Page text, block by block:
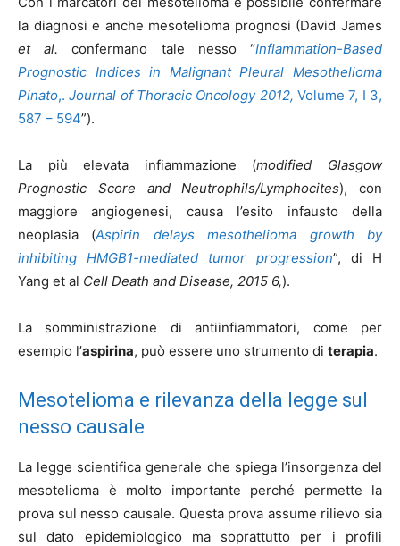
la diagnosi e anche mesotelioma prognosi (David James
et al.confermano tale nesso “Inflammation-Based
Prognostic Indices in Malignant Pleural Mesothelioma
Pinato,. Journal of Thoracic Oncology 2012, Volume 7, I 3,
587 – 594”).
La più elevata infiammazione (modified Glasgow
Prognostic Score and Neutrophils/Lymphocites), con
maggiore angiogenesi, causa l’esito infausto della
neoplasia (Aspirin delays mesothelioma growth by
inhibiting HMGB1-mediated tumor progression”, di H
Yang et al Cell Death and Disease, 2015 6,).
La somministrazione di antiinfiammatori, come per
esempio l’aspirina, può essere uno strumento di terapia.
Mesotelioma e rilevanza della legge sul
nesso causale
La legge scientifica generale che spiega l’insorgenza del
mesotelioma è molto importante perché permette la
prova sul nesso causale. Questa prova assume rilievo sia
sul dato epidemiologico ma soprattutto per i profili